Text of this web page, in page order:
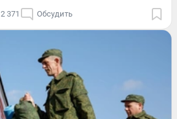
2 371 Обсудить